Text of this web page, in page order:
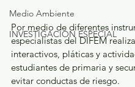
Medio Ambiente
INVESTIGACIÓN ESPECIAL
Por medio de diferentes
especialistas del DIFEM
interactivos, pláticas y
estudiantes de primaria y
evitar conductas de riesgo.